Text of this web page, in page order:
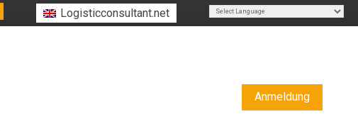
Logisticconsultant.net
Powered by
Translate
Anmeldung